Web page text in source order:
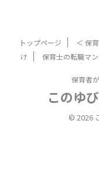
トップページ ＜ 保
け
保育士の転職マ
保育者
このゆ
© 2026